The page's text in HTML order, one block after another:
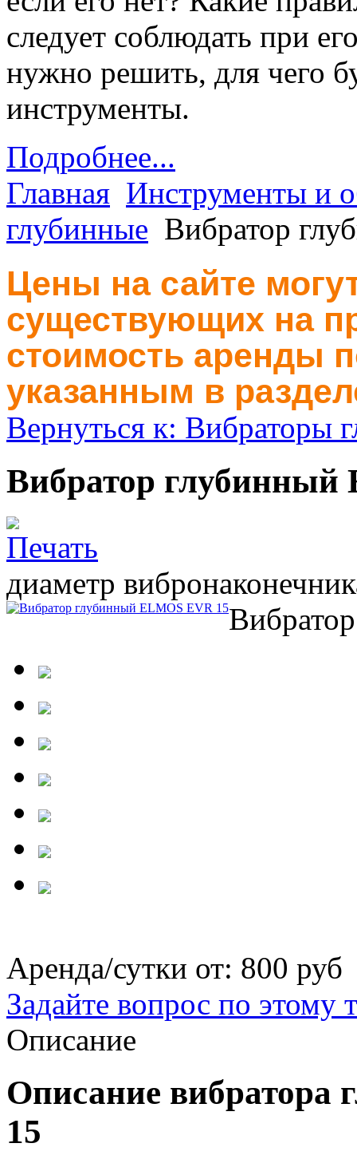
следует соблюдать при
нужно решить, для чего
инструменты.
Подробнее...
Главная Инструменты и
глубинные Вибратор
Цены на сайте
существующих на
стоимость аренды
указанным в
Вернуться к: Вибраторы
Вибратор глубинный
диаметр
Аренда/сутки от: 800 руб
Задайте вопрос по этому
Описание
Описание вибратора
15